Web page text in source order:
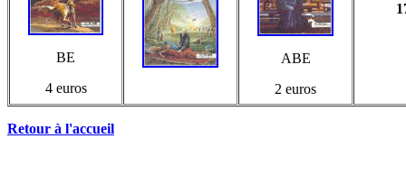
BE
4 euros
ABE
2 euros
Retour à l'accueil